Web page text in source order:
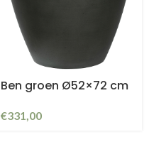
Ben groen Ø52×72 cm
€331,00